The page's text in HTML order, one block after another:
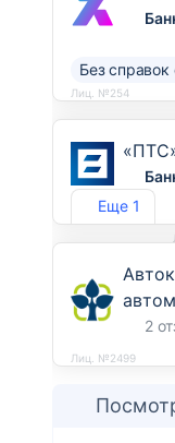
Без справок
Лиц. №254
Еще 1
2
Лиц. №2499